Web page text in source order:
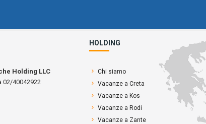
HOLDING
Holding LLC
02/40042922
Chi siamo
Vacanze a Creta
Vacanze a Kos
Vacanze a Rodi
Vacanze a Zante